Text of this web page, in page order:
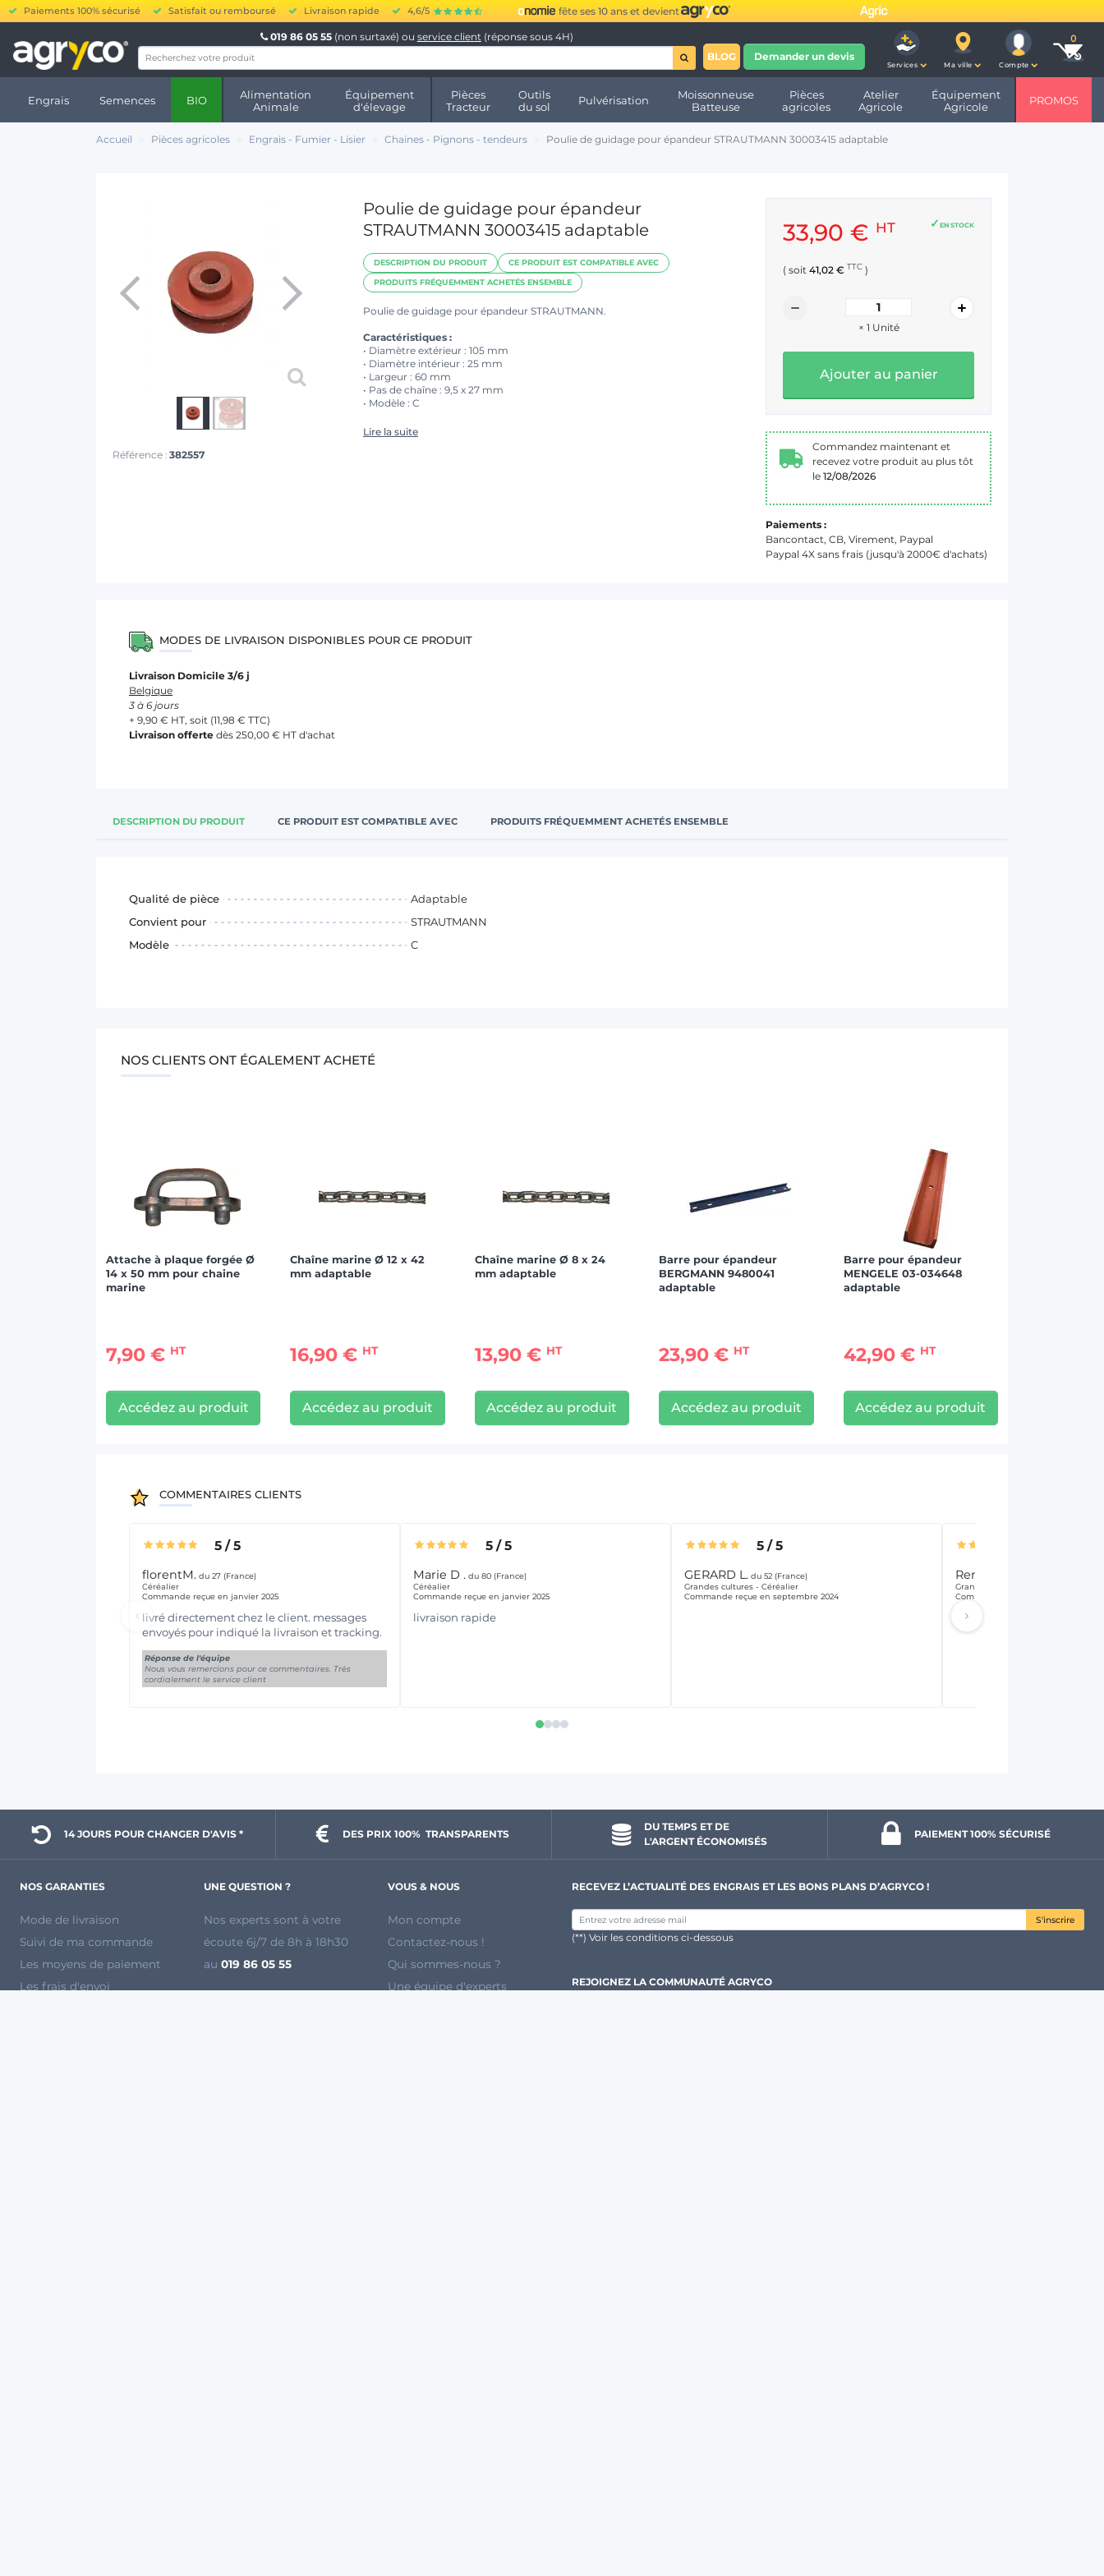
Paiements 100% sécurisé Satisfait ou remboursé Livraison rapide 4,6/5 fête ses 10 ans et devient
019 86 05 55 (non surtaxé) ou service client (réponse sous 4H)
BLOG
Demander un devis
Services Ma ville Compte
Engrais Semences BIO
Alimentation
Animale
Équipement
d'élevage
Pièces
Tracteur
Outils
du sol
Pulvérisation
Moissonneuse
Batteuse
Pièces
agricoles
Atelier
Agricole
Équipement
Agricole
PROMOS
Accueil Pièces agricoles Engrais - Fumier - Lisier Chaines - Pignons - tendeurs Poulie de guidage pour épandeur STRAUTMANN 30003415 adaptable
Référence : 382557
Poulie de guidage pour épandeur
STRAUTMANN 30003415 adaptable
DESCRIPTION DU PRODUIT CE PRODUIT EST COMPATIBLE AVEC
PRODUITS FRÉQUEMMENT ACHETÉS ENSEMBLE
Poulie de guidage pour épandeur STRAUTMANN.
Caractéristiques :
• Diamètre extérieur : 105 mm
• Diamètre intérieur : 25 mm
• Largeur : 60 mm
• Pas de chaîne : 9,5 x 27 mm
• Modèle : C
Lire la suite
EN STOCK
33,90 € HT
( soit 41,02 € TTC )
× 1 Unité
Ajouter au panier
Commandez maintenant et
recevez votre produit au plus tôt
le 12/08/2026
Paiements :
Bancontact, CB, Virement, Paypal
Paypal 4X sans frais (jusqu'à 2000€ d'achats)
MODES DE LIVRAISON DISPONIBLES POUR CE PRODUIT
Livraison Domicile 3/6 j
Belgique
3 à 6 jours
+ 9,90 € HT, soit (11,98 € TTC)
Livraison offerte dès 250,00 € HT d'achat
DESCRIPTION DU PRODUIT CE PRODUIT EST COMPATIBLE AVEC PRODUITS FRÉQUEMMENT ACHETÉS ENSEMBLE
Qualité de pièce
Adaptable
Convient pour
STRAUTMANN
Modèle
C
NOS CLIENTS ONT ÉGALEMENT ACHETÉ
Attache à plaque forgée Ø
14 x 50 mm pour chaine
marine
7,90 € HT
Accédez au produit
Chaîne marine Ø 12 x 42
mm adaptable
16,90 € HT
Accédez au produit
Chaîne marine Ø 8 x 24
mm adaptable
13,90 € HT
Accédez au produit
Barre pour épandeur
BERGMANN 9480041
adaptable
23,90 € HT
Accédez au produit
Barre pour épandeur
MENGELE 03-034648
adaptable
42,90 € HT
Accédez au produit
COMMENTAIRES CLIENTS
5/5
florentM. du 27 (France)
Céréalier
Commande reçue en janvier 2025
livré directement chez le client. messages
envoyés pour indiqué la livraison et tracking.
Réponse de l'équipe
Nous vous remercions pour ce commentaires. Très
cordialement le service client
5/5
Marie D . du 80 (France)
Céréalier
Commande reçue en janvier 2025
livraison rapide
5/5
GERARD L. du 52 (France)
Grandes cultures - Céréalier
Commande reçue en septembre 2024
René m .
Grandes cultures - Céréalier
Commande reçue en septembre
14 JOURS POUR CHANGER D'AVIS * DES PRIX 100% TRANSPARENTS
DU TEMPS ET DE
L'ARGENT ÉCONOMISÉS
PAIEMENT 100% SÉCURISÉ
NOS GARANTIES
Mode de livraison
Suivi de ma commande
Les moyens de paiement
Les frais d'envoi
UNE QUESTION ?
Nos experts sont à votre
écoute 6j/7 de 8h à 18h30
au 019 86 05 55
VOUS & NOUS
Mon compte
Contactez-nous !
Qui sommes-nous ?
Une équipe d'experts
RECEVEZ L’ACTUALITÉ DES ENGRAIS ET LES BONS PLANS D’AGRYCO !
S'inscrire
(**) Voir les conditions ci-dessous
REJOIGNEZ LA COMMUNAUTÉ AGRYCO